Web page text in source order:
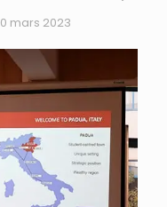
mars 2023